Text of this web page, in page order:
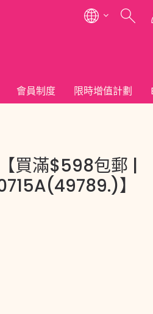
會員制度 限時增值計劃
買滿$598包郵 |
】